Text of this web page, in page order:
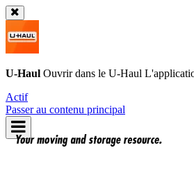
U-Haul Ouvrir dans le U-Haul
Actif
Passer au contenu principal